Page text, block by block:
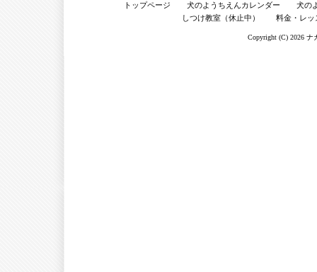
トップページ 犬のようちえんカレンダー
犬の
しつけ教室（休止中）
料金・レッ
Copyright (C) 2026 ナ